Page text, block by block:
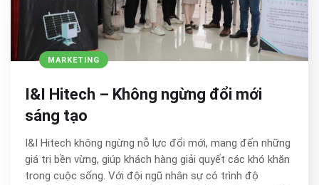
MARKETING
I&I Hitech – Không ngừng đổi mới
sáng tạo
I&I Hitech không ngừng nỗ lực đổi mới, mang đến những
giá trị bền vừng, giúp khách hàng giải quyết các khó khăn
trong cuộc sống. Với đội ngũ nhân sự có trình độ